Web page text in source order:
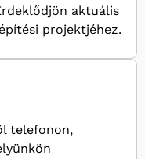
aktuális
projektjéhez.
telefonon,